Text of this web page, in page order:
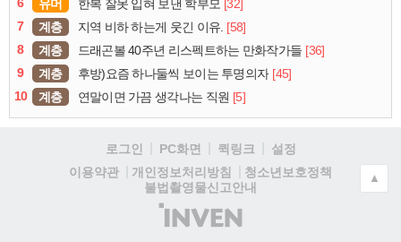
유머 한복 잘못 입혀 보낸 학부모 [32]
7
계층 지역 비하 하는게 웃긴 이유. [58]
8
계층 드래곤볼 40주년 리스펙트하는 만화작가들 [36]
9
계층 후방)요즘 하나둘씩 보이는 투명의자 [45]
10
계층 연말이면 가끔 생각나는 직원 [5]
로그인 PC화면 퀵링크
설정
이용약관
개인정보처리방침
청소년보호정책
불법촬영물신고안내
(주)
인
▲